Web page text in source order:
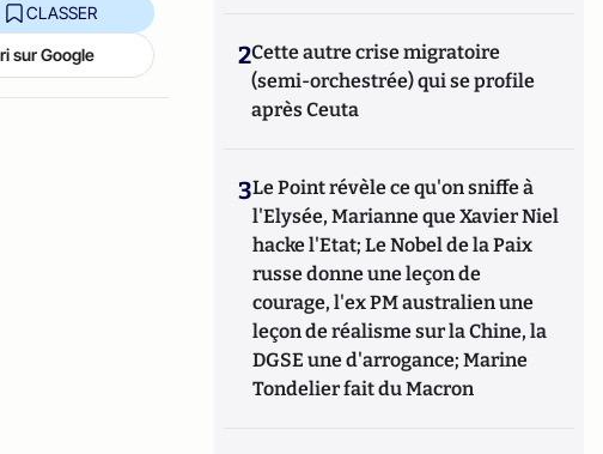
CLASSER
sur Google 2Cette autre crise migratoire
(semi-orchestrée) qui se profile
après Ceuta
3Le Point révèle ce qu'on sniffe à
l'Elysée, Marianne que Xavier Niel
hacke l'Etat; Le Nobel de la Paix
russe donne une leçon de
courage, l'ex PM australien une
leçon de réalisme sur la Chine, la
DGSE une d'arrogance; Marine
Tondelier fait du Macron